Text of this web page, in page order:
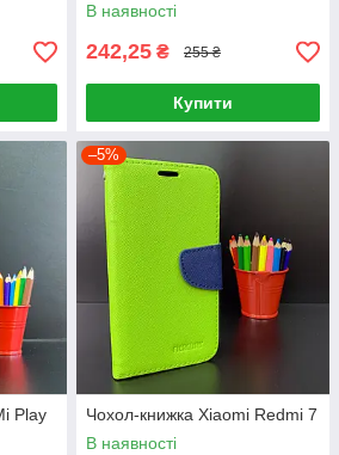
В наявності
242,25 ₴ 255 ₴
Купити
Play
–5%
Чохол-книжка Xiaomi Redmi 7
В наявності